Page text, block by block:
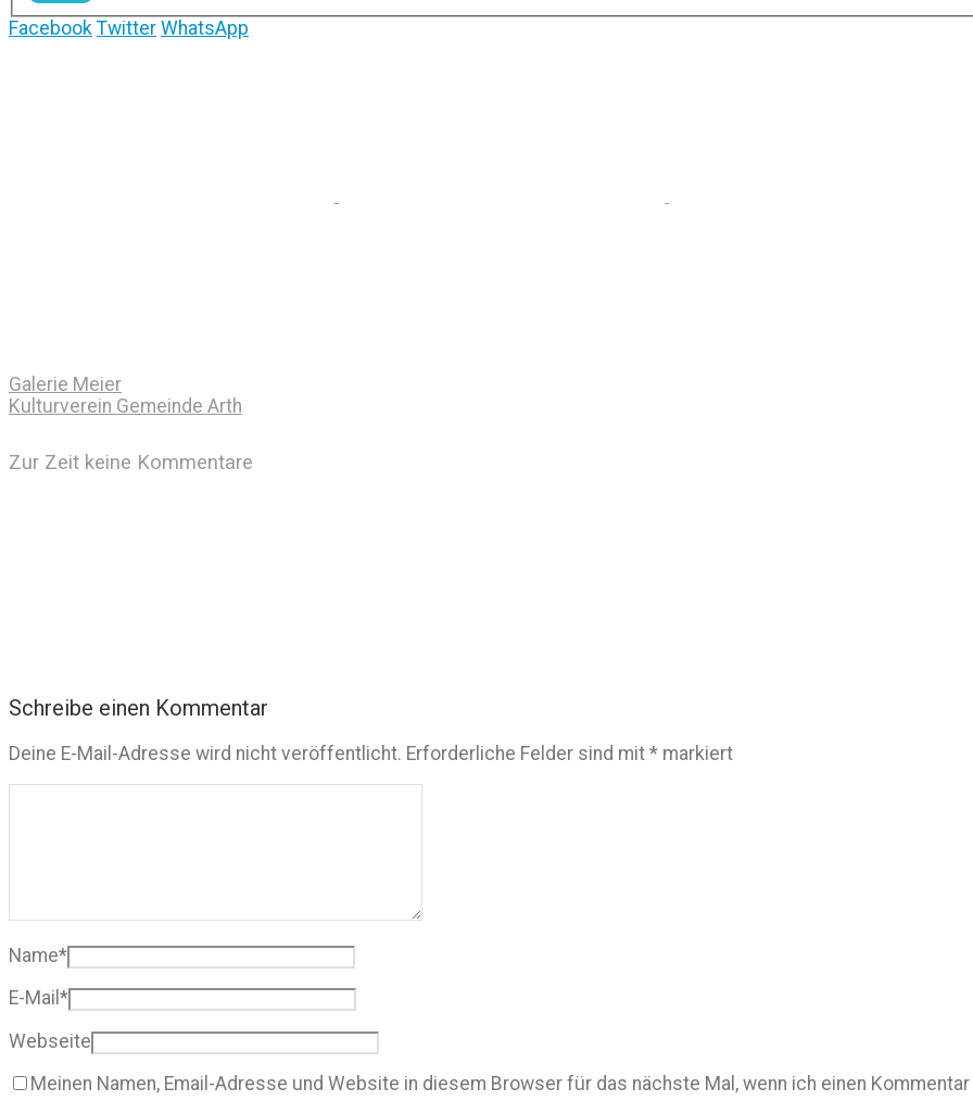
Facebook Twitter WhatsApp
Galerie Meier
Kulturverein Gemeinde Arth
Zur Zeit keine Kommentare
Schreibe einen Kommentar
Deine E-Mail-Adresse wird nicht veröffentlicht. Erforderliche Felder sind mit * markiert
Name*
E-Mail *
Webseite
Meinen Namen, Email-Adresse und Website in diesem Browser für das nächste Mal, wenn ich einen